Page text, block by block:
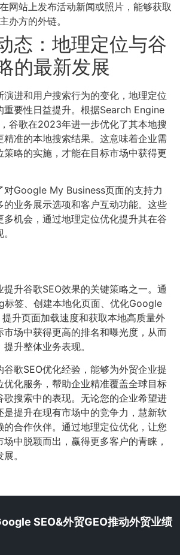
网站上发布活动新闻或照片，能够获取
办方的外链。
态：地理定位与谷
的最新发展
演进和用户搜索行为的变化，地理定位
重要性日益提升。根据Search Engine
谷歌在2023年进一步优化了其本地搜
精准的本地搜索结果。这意味着企业需
策略的实施，才能在目标市场中获得更
对Google My Business页面的支持力
的业务展示选项和客户互动功能。这些
多机会，通过地理定位优化提升其在谷
升谷歌SEO效果的关键策略之一。通
签、创建本地化页面、优化Google
升页面加载速度和获取本地高质量外
市场中获得更高的排名和曝光度，从而
升整体业务表现。
歌SEO优化经验，能够为外贸企业提
优化服务，帮助企业精准覆盖全球目标
歌搜索中的表现。无论您的企业希望进
是提升在现有市场中的竞争力，慧新软
的合作伙伴。通过地理定位优化，让您
中脱颖而出，赢得更多客户的青睐，
。
SEO&外贸GEO推动外贸业绩